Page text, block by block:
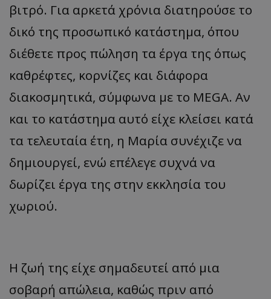
βιτρό. Για αρκετά χρόνια διατηρούσε το
δικό της προσωπικό κατάστημα, όπου
διέθετε προς πώληση τα έργα της όπως
καθρέφτες, κορνίζες και διάφορα
διακοσμητικά, σύμφωνα με το MEGA. Αν
και το κατάστημα αυτό είχε κλείσει κατά
τα τελευταία έτη, η Μαρία συνέχιζε να
δημιουργεί, ενώ επέλεγε συχνά να
δωρίζει έργα της στην εκκλησία του
χωριού.
Η ζωή της είχε σημαδευτεί από μια
σοβαρή απώλεια, καθώς πριν από